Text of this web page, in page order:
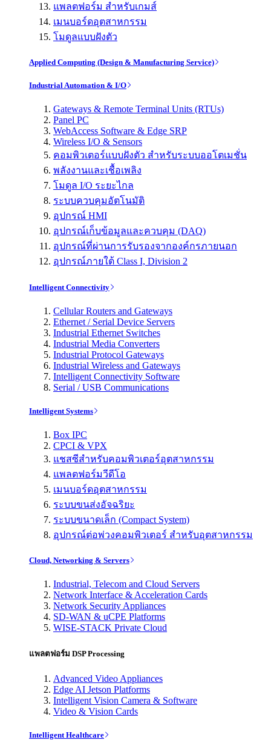
แพลตฟอร์ม สำหรับเกมส์
เมนบอร์ดอุตสาหกรรม
โมดูลแบบฝังตัว
Applied Computing (Design & Manufacturing Service)
Industrial Automation & I/O
Gateways & Remote Terminal Units (RTUs)
Panel PC
WebAccess Software & Edge SRP
Wireless I/O & Sensors
คอมพิวเตอร์แบบฝังตัว สำหรับระบบออโตเมชั่น
พลังงานและเชื้อเพลิง
โมดูล I/O ระยะไกล
ระบบควบคุมอัตโนมัติ
อุปกรณ์ HMI
อุปกรณ์เก็บข้อมูลและควบคุม (DAQ)
อุปกรณ์ที่ผ่านการรับรองจากองค์กรภายนอก
อุปกรณ์ภายใต้ Class I, Division 2
Intelligent Connectivity
Cellular Routers and Gateways
Ethernet / Serial Device Servers
Industrial Ethernet Switches
Industrial Media Converters
Industrial Protocol Gateways
Industrial Wireless and Gateways
Intelligent Connectivity Software
Serial / USB Communications
Intelligent Systems
Box IPC
CPCI & VPX
แชสซีสำหรับคอมพิวเตอร์อุตสาหกรรม
แพลตฟอร์มวีดีโอ
เมนบอร์ดอุตสาหกรรม
ระบบขนส่งอัจฉริยะ
ระบบขนาดเล็ก (Compact System)
อุปกรณ์ต่อพ่วงคอมพิวเตอร์ สำหรับอุตสาหกรรม
Cloud, Networking & Servers
Industrial, Telecom and Cloud Servers
Network Interface & Acceleration Cards
Network Security Appliances
SD-WAN & uCPE Platforms
WISE-STACK Private Cloud
แพลตฟอร์ม DSP Processing
Advanced Video Appliances
Edge AI Jetson Platforms
Intelligent Vision Camera & Software
Video & Vision Cards
Intelligent Healthcare